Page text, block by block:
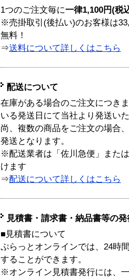
1つのご注文毎に一律1,100円(税
※売掛取引(後払い)のお客様は
無料！
⇒送料について詳しくはこちら
配送について
在庫がある場合のご注文につき
いる発送日にて当社より発送い
尚、複数の商品をご注文の場合
発送となります。
※配送業者は「佐川急便」また
けます
⇒配送について詳しくはこちら
見積書・請求書・納品書等の
■見積書について
ぷらっとオンラインでは、24時
することができます。
※オンライン見積書発行には、